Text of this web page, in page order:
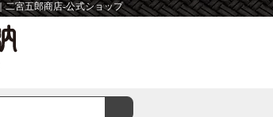
二宮五郎商店-公式ショップ